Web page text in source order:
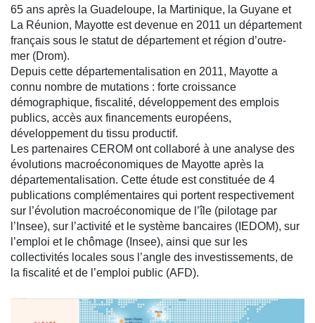
65 ans après la Guadeloupe, la Martinique, la Guyane et
La Réunion, Mayotte est devenue en 2011 un département
français sous le statut de département et région d’outre-
mer (Drom).
Depuis cette départementalisation en 2011, Mayotte a
connu nombre de mutations : forte croissance
démographique, fiscalité, développement des emplois
publics, accès aux financements européens,
développement du tissu productif.
Les partenaires CEROM ont collaboré à une analyse des
évolutions macroéconomiques de Mayotte après la
départementalisation. Cette étude est constituée de 4
publications complémentaires qui portent respectivement
sur l’évolution macroéconomique de l’île (pilotage par
l’Insee), sur l’activité et le système bancaires (IEDOM), sur
l’emploi et le chômage (Insee), ainsi que sur les
collectivités locales sous l’angle des investissements, de
la fiscalité et de l’emploi public (AFD).